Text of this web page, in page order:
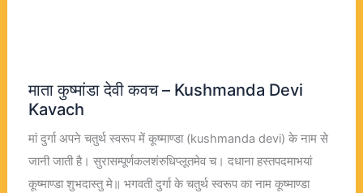
माता कुष्मांडा देवी कवच – Kushmanda Devi
Kavach
मां दुर्गा अपने चतुर्थ स्वरूप में कूष्माण्डा (kushmanda devi) के नाम से
जानी जाती है। सुरासम्पूर्णकलशंरुधिप्लूतमेव च। दधाना हस्तपदमाभयां
कूष्माण्डा शुभदास्तु मे॥ भगवती दुर्गा के चतुर्थ स्वरूप का नाम कूष्माण्डा